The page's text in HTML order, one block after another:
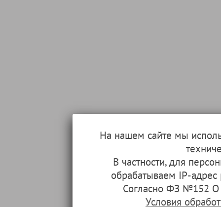
На нашем сайте мы
В частности, для
обрабатываем IP-
Согласно ФЗ №152 О
Условия